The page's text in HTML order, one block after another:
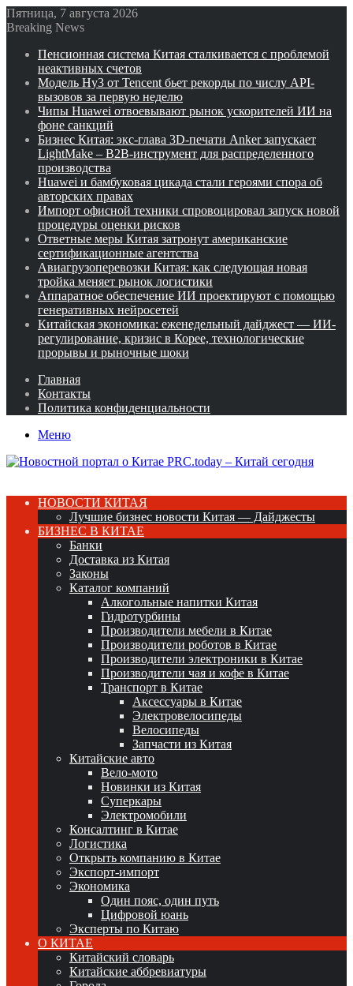
Пятница, 7 августа 2026
Breaking News
Пенсионная система Китая сталкивается с проблемой
неактивных счетов
Модель Hy3 от Tencent бьет рекорды по числу API-
вызовов за первую неделю
Чипы Huawei отвоевывают рынок ускорителей ИИ на
фоне санкций
Бизнес Китая: экс-глава 3D-печати Anker запускает
LightMake – B2B-инструмент для распределенного
производства
Huawei и бамбуковая цикада стали героями спора об
авторских правах
Импорт офисной техники спровоцировал запуск новой
процедуры оценки рисков
Ответные меры Китая затронут американские
сертификационные агентства
Авиагрузоперевозки Китая: как следующая новая
тройка меняет рынок логистики
Аппаратное обеспечение ИИ проектируют с помощью
генеративных нейросетей
Китайская экономика: еженедельный дайджест — ИИ-
регулирование, кризис в Корее, технологические
прорывы и рыночные шоки
Главная
Контакты
Политика конфиденциальности
Меню
НОВОСТИ КИТАЯ
Лучшие бизнес новости Китая — Дайджесты
БИЗНЕС В КИТАЕ
Банки
Доставка из Китая
Законы
Каталог компаний
Алкогольные напитки Китая
Гидротурбины
Производители мебели в Китае
Производители роботов в Китае
Производители электроники в Китае
Производители чая и кофе в Китае
Транспорт в Китае
Аксессуары в Китае
Электровелосипеды
Велосипеды
Запчасти из Китая
Китайские авто
Вело-мото
Новинки из Китая
Суперкары
Электромобили
Консалтинг в Китае
Логистика
Открыть компанию в Китае
Экспорт-импорт
Экономика
Один пояс, один путь
Цифровой юань
Эксперты по Китаю
О КИТАЕ
Китайский словарь
Китайские аббревиатуры